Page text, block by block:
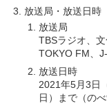
放送局・放送日時
放送局
TBSラジオ、
TOKYO FM、
放送日時
2021年5月3日
日）まで（のべ